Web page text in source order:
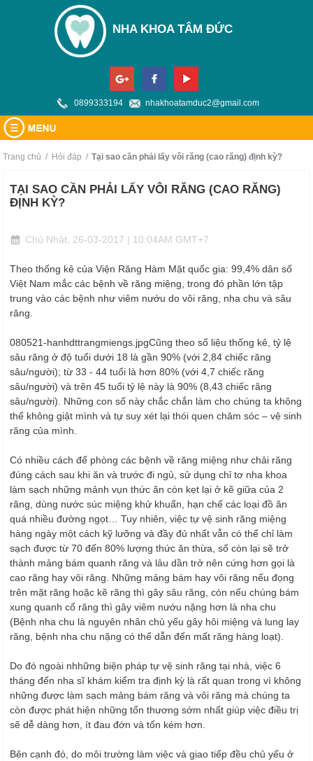
NHA KHOA TÂM ĐỨC
0899333194 nhakhoatamduc2@gmail.com
TRANG CHỦ
Về chúng tôi
Trang thiết bị
DỊCH VỤ
HỎI ĐÁP
BẢN ĐỒ
LIÊN HỆ
Trang chủ / Hỏi đáp / tại sao cần phải lấy vôi răng (cao răng) định kỳ?
TẠI SAO CẦN PHẢI LẤY VÔI RĂNG (CAO RĂNG)
ĐỊNH KỲ?
Chủ Nhật, 26-03-2017 | 10:04AM GMT+7
Theo thống kê của Viện Răng Hàm Mặt quốc gia: 99,4% dân số
Việt Nam mắc các bệnh về răng miệng, trong đó phần lớn tập
trung vào các bệnh như viêm nướu do vôi răng, nha chu và sâu
răng.
080521-hanhdttrangmiengs.jpgCũng theo số liệu thống kê, tỷ lệ
sâu răng ở độ tuổi dưới 18 là gần 90% (với 2,84 chiếc răng
sâu/người); từ 33 - 44 tuổi là hơn 80% (với 4,7 chiếc răng
sâu/người) và trên 45 tuổi tỷ lệ này là 90% (8,43 chiếc răng
sâu/người). Những con số này chắc chắn làm cho chúng ta không
thể không giật mình và tự suy xét lại thói quen chăm sóc – vệ sinh
răng của mình.
Có nhiều cách để phòng các bệnh về răng miệng như chải răng
đúng cách sau khi ăn và trước đi ngủ, sử dụng chỉ tơ nha khoa
làm sạch những mảnh vụn thức ăn còn kẹt lại ở kẽ giữa của 2
răng, dùng nước súc miệng khử khuẩn, hạn chế các loại đồ ăn
quá nhiều đường ngọt… Tuy nhiên, việc tự vệ sinh răng miệng
hàng ngày một cách kỹ lưỡng và đầy đủ nhất vẫn có thể chỉ làm
sạch được từ 70 đến 80% lượng thức ăn thừa, số còn lại sẽ trở
thành mảng bám quanh răng và lâu dần trở nên cứng hơn gọi là
cao răng hay vôi răng. Những mảng bám hay vôi răng nếu đọng
trên mặt răng hoặc kẽ răng thì gây sâu răng, còn nếu chúng bám
xung quanh cổ răng thì gây viêm nướu nặng hơn là nha chu
(Bệnh nha chu là nguyên nhân chủ yếu gây hôi miệng và lung lay
răng, bệnh nha chu nặng có thể dẫn đến mất răng hàng loạt).
Do đó ngoài nhhững biện pháp tự vệ sinh răng tại nhà, việc 6
tháng đến nha sĩ khám kiểm tra định kỳ là rất quan trong vì không
những được làm sạch mảng bám răng và vôi răng mà chúng ta
còn được phát hiện những tổn thương sớm nhất giúp việc điều trị
sẽ dễ dàng hơn, ít đau đớn và tốn kém hơn.
Bên cạnh đó, do môi trường làm việc và giao tiếp đều chủ yếu ở